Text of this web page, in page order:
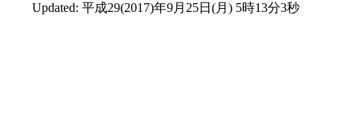
Updated: 平成29(2017)年9月25日(月) 5時13分3秒